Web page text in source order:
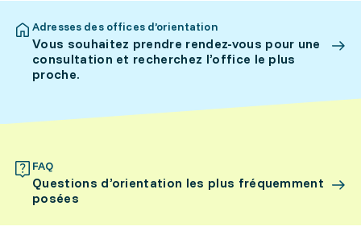
Adresses des offices d’orientation
Vous souhaitez prendre rendez-vous pour une
consultation et recherchez l’office le plus
proche.
FAQ
Questions d’orientation les plus fréquemment
posées